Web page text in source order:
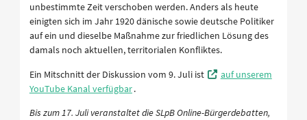
unbestimmte Zeit verschoben werden. Anders als heute
einigten sich im Jahr 1920 dänische sowie deutsche Politiker
auf ein und dieselbe Maßnahme zur friedlichen Lösung des
damals noch aktuellen, territorialen Konfliktes.
Ein Mitschnitt der Diskussion vom 9. Juli ist
auf unserem
YouTube Kanal verfügbar.
Bis zum 17. Juli veranstaltet die SLpB Online-Bürgerdebatten,